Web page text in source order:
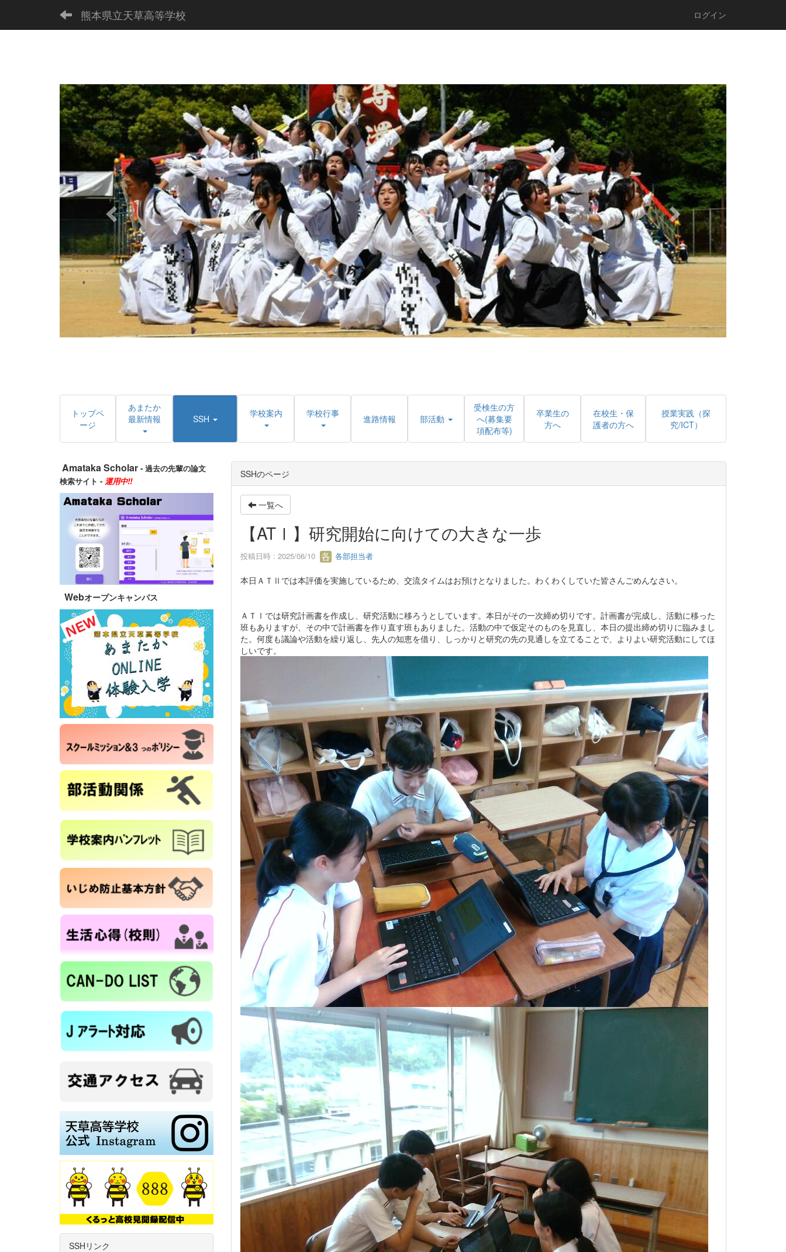
熊本県立天草高等学校 ログイン
v
i
o
u
s
t
トップペ
ージ
あまたか
最新情報
SSH 学校案内 学校行事 進路情報 部活動
受検生の方
へ(募集要
項配布等)
卒業生の
方へ
在校生・保
護者の方へ
授業実践（探
究/ICT）
SSHのページ
一覧へ
【ATⅠ】研究開始に向けての大きな一歩
投稿日時 : 2025/06/10 各部担当者
本日ＡＴⅡでは本評価を実施しているため、交流タイムはお預けとなりました。わくわくしていた皆さんごめんなさい。
ＡＴⅠでは研究計画書を作成し、研究活動に移ろうとしています。本日がその一次締め切りです。計画書が完成し、活動に移った
班もありますが、その中で計画書を作り直す班もありました。活動の中で仮定そのものを見直し、本日の提出締め切りに臨みまし
た。何度も議論や活動を繰り返し、先人の知恵を借り、しっかりと研究の先の見通しを立てることで、よりよい研究活動にしてほ
しいです。
Amataka Scholar - 過去の先輩の論文
検索サイト - 運用中!!
Webオープンキャンパス
SSHリンク